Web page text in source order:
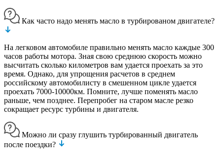
Как часто надо менять масло в турбированом двигателе?
На легковом автомобиле правильно менять масло каждые 300
часов работы мотора. Зная свою среднюю скорость можно
высчитать сколько километров вам удается проехать за это
время. Однако, для упрощения расчетов в среднем
российскому автомобилисту в смешенном цикле удается
проехать 7000-10000км. Помните, лучше поменять масло
раньше, чем позднее. Перепробег на старом масле резко
сокращает ресурс турбины и двигателя.
Можно ли сразу глушить турбированный двигатель
после поездки?